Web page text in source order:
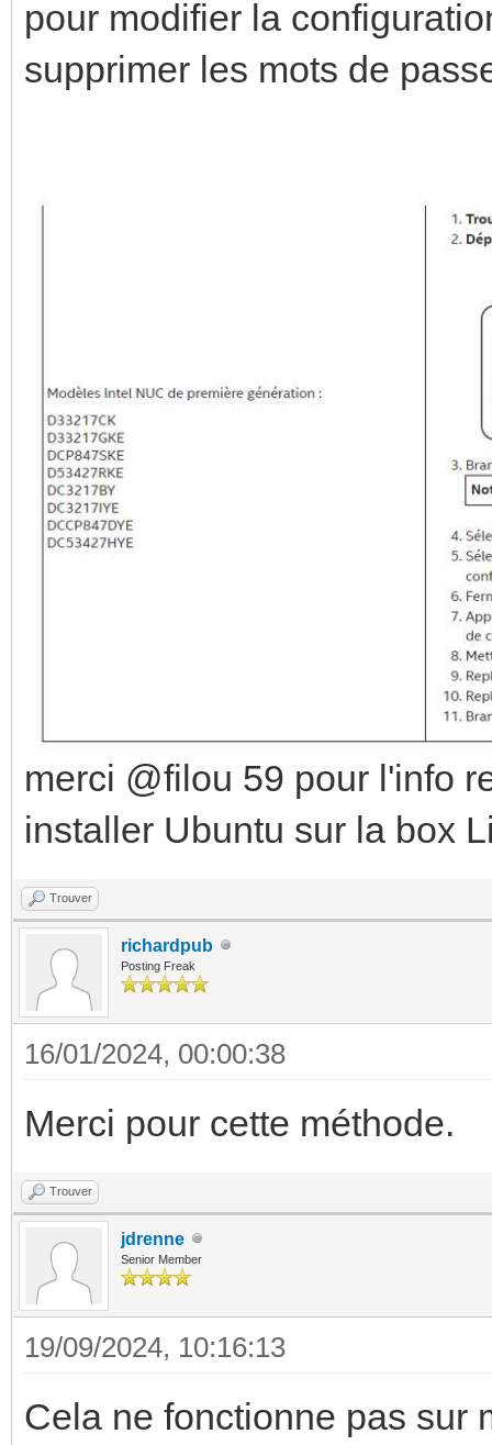
pour modifier la
supprimer les mots de
merci @filou 59 pour l'info
installer Ubuntu sur la box
Trouver
richardpub
Posting Freak
16/01/2024, 00:00:38
Merci pour cette méthode.
Trouver
jdrenne
Senior Member
19/09/2024, 10:16:13
Cela ne fonctionne pas sur